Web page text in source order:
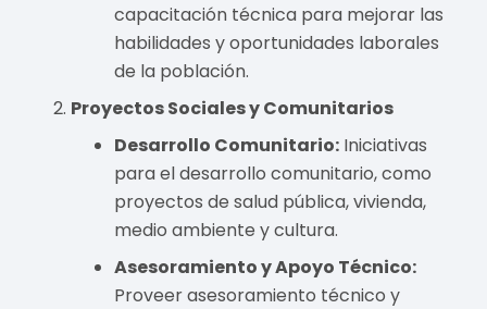
capacitación técnica para mejorar las
habilidades y oportunidades laborales
de la población.
Proyectos Sociales y Comunitarios
Desarrollo Comunitario: Iniciativas
para el desarrollo comunitario, como
proyectos de salud pública, vivienda,
medio ambiente y cultura.
Asesoramiento y Apoyo Técnico:
Proveer asesoramiento técnico y